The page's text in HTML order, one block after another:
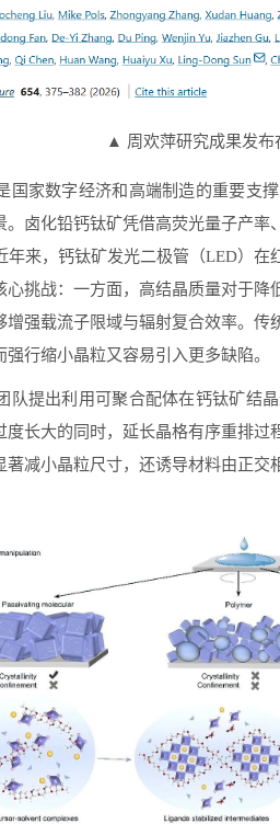
▲ 周欢萍研究成果发布
国家数字经济和高端制造的重要支
卤化铅钙钛矿凭借高荧光量子产
来，钙钛矿发光二极管（LED）在
挑战：一方面，高结晶质量对于降
增强载流子限域与辐射复合效率。
行缩小晶粒又容易引入更多缺陷。
队提出利用可聚合配体在钙钛矿结
长大的同时，延长晶格有序重排
著减小晶粒尺寸，还诱导材料由正